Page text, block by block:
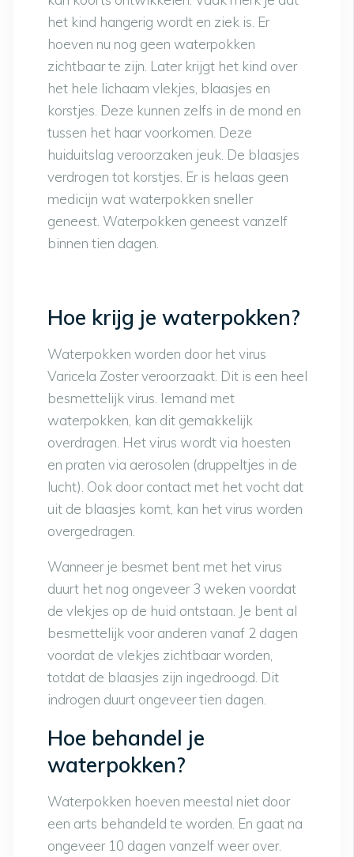
het kind hangerig wordt en ziek is. Er
hoeven nu nog geen waterpokken
zichtbaar te zijn. Later krijgt het kind over
het hele lichaam vlekjes, blaasjes en
korstjes. Deze kunnen zelfs in de mond en
tussen het haar voorkomen. Deze
huiduitslag veroorzaken jeuk. De blaasjes
verdrogen tot korstjes. Er is helaas geen
medicijn wat waterpokken sneller
geneest. Waterpokken geneest vanzelf
binnen tien dagen.
Hoe krijg je waterpokken?
Waterpokken worden door het virus
Varicela Zoster veroorzaakt. Dit is een heel
besmettelijk virus. Iemand met
waterpokken, kan dit gemakkelijk
overdragen. Het virus wordt via hoesten
en praten via aerosolen (druppeltjes in de
lucht). Ook door contact met het vocht dat
uit de blaasjes komt, kan het virus worden
overgedragen.
Wanneer je besmet bent met het virus
duurt het nog ongeveer 3 weken voordat
de vlekjes op de huid ontstaan. Je bent al
besmettelijk voor anderen vanaf 2 dagen
voordat de vlekjes zichtbaar worden,
totdat de blaasjes zijn ingedroogd. Dit
indrogen duurt ongeveer tien dagen.
Hoe behandel je
waterpokken?
Waterpokken hoeven meestal niet door
een arts behandeld te worden. En gaat na
ongeveer 10 dagen vanzelf weer over.